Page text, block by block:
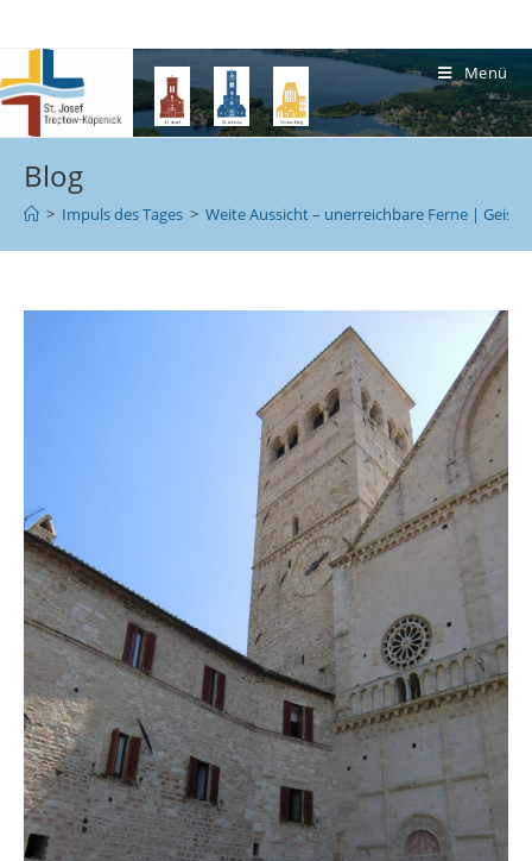
Menü
Blog
> Impuls des Tages > Weite Aussicht – unerreichbare Ferne |